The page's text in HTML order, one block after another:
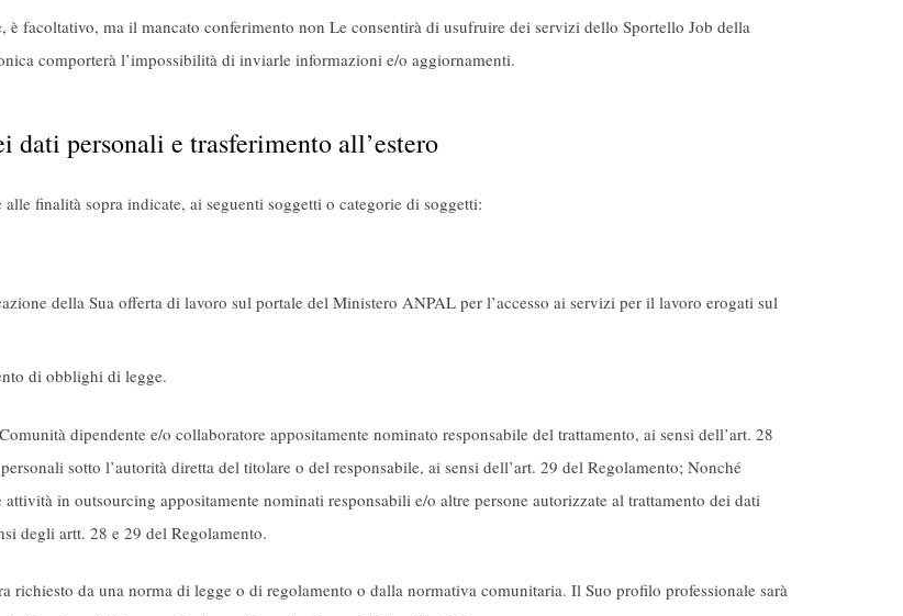
facoltativo, ma il mancato conferimento non Le consentirà di usufruire dei servizi dello Sportello Job della
comporterà l’impossibilità di inviarle informazioni e/o aggiornamenti.
personali e trasferimento all’estero
finalità sopra indicate, ai seguenti soggetti o categorie di soggetti:
della Sua offerta di lavoro sul portale del Ministero ANPAL per l’accesso ai servizi per il lavoro erogati sul
di obblighi di legge.
dipendente e/o collaboratore appositamente nominato responsabile del trattamento, ai sensi dell’art. 28
sotto l’autorità diretta del titolare o del responsabile, ai sensi dell’art. 29 del Regolamento; Nonché
in outsourcing appositamente nominati responsabili e/o altre persone autorizzate al trattamento dei dati
degli artt. 28 e 29 del Regolamento.
richiesto da una norma di legge o di regolamento o dalla normativa comunitaria. Il Suo profilo professionale sarà